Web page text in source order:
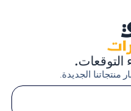
التوقعات.
الجديدة.